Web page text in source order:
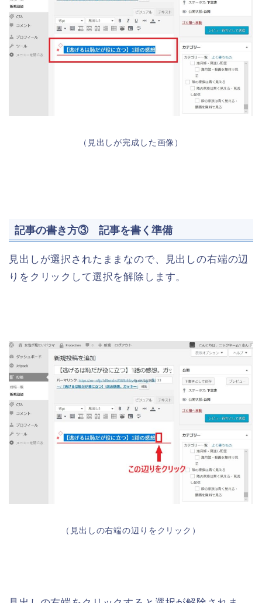
（見出しが完成した画像）
記事の書き方③ 記事を書く準備
見出しが選択されたままなので、見出しの右端の辺
りをクリックして選択を解除します。
（見出しの右端の辺りをクリック）